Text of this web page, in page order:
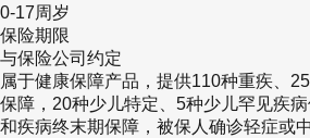
0-17周岁
保险期限
与保险公司约定
属于健康保障产品，提供110种重疾、
保障，20种少儿特定、5种少儿罕见疾
和疾病终末期保障，被保人确诊轻症或